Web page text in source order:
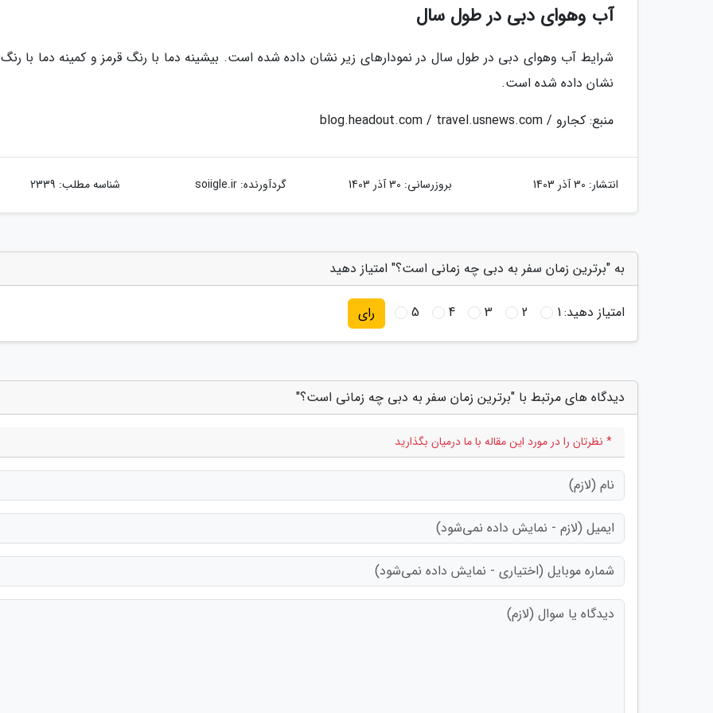
آب وهوای دبی در طول سال
شرایط آب وهوای دبی در طول سال در نمودارهای زیر نشان داده شده است. بیشینه دما با رنگ قرمز و کمینه دما با
نشان داده شده است.
منبع: کجارو / blog.headout.com / travel.usnews.com
انتشار: 30 آذر 1403 بروزرسانی: 30 آذر 1403 گردآورنده:soiigle.ir شناسه مطلب: 2339
به "برترین زمان سفر به دبی چه زمانی است؟" امتیاز دهید
امتیاز دهید:1
2
3
4
5 رای
دیدگاه های مرتبط با "برترین زمان سفر به دبی چه زمانی است؟"
* نظرتان را در مورد این مقاله با ما درمیان بگذارید